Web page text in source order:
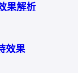
果解析
效果